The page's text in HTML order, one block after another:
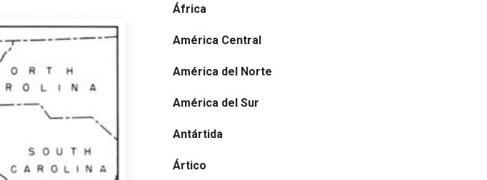
África
América Central
América del Norte
América del Sur
Antártida
Ártico